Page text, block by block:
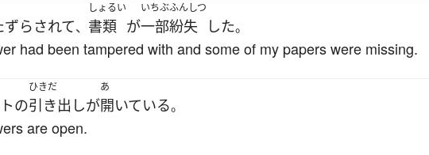
ずらされて、
しょるい
書類 が
いちぶ
一部
ふんしつ
紛失 した。
had been tampered with and some of my papers were missing.
の
ひきだ
引き出しが
あ
開いている。
are open.